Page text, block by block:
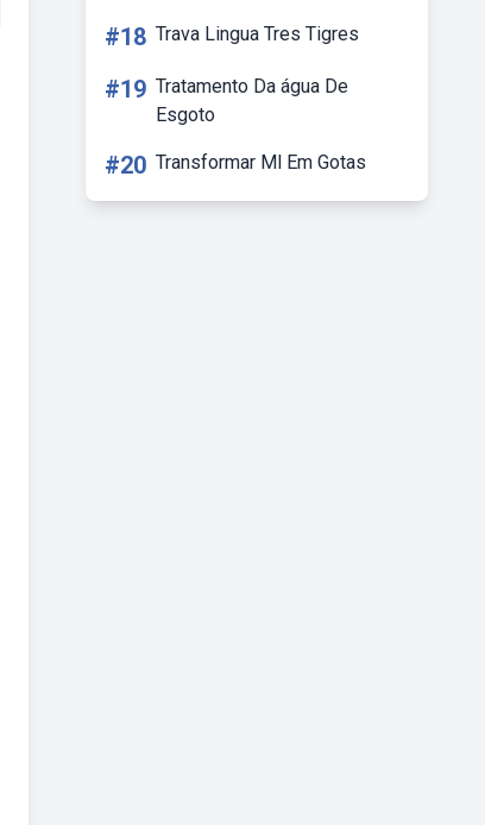
#18 Trava Lingua Tres Tigres
#19 Tratamento Da água De
Esgoto
#20 Transformar Ml Em Gotas